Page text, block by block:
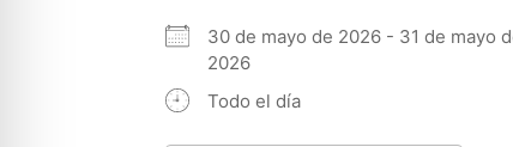
30 de mayo de 2026 - 31 de mayo
2026
Todo el día